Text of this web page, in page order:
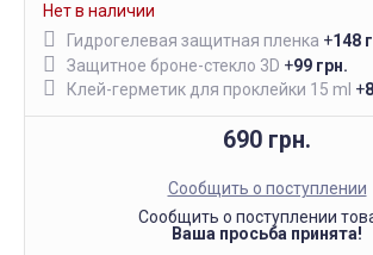
Нет в наличии
Гидрогелевая защитная пленка +148
Защитное броне-стекло 3D +99 грн.
Клей-герметик для проклейки 15 ml +
690 грн.
Сообщить о поступлении
Сообщить о поступлении
Ваша просьба принята!